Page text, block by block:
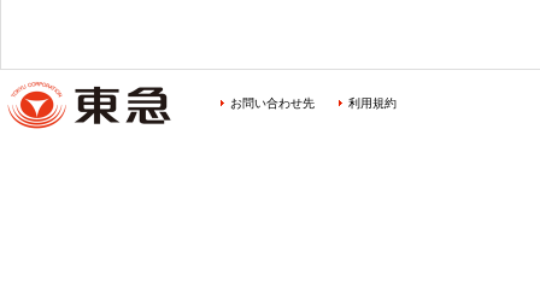
お問い合わせ先 利用規約